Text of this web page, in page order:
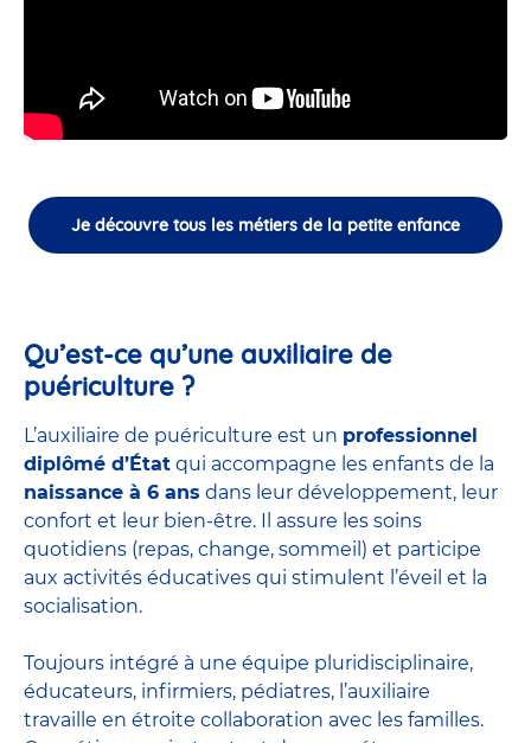
Je découvre tous les métiers de la petite enfance
Qu’est-ce qu’une auxiliaire de
puériculture ?
L’auxiliaire de puériculture est un professionnel
diplômé d’État qui accompagne les enfants de la
naissance à 6 ans dans leur développement, leur
confort et leur bien-être. Il assure les soins
quotidiens (repas, change, sommeil) et participe
aux activités éducatives qui stimulent l’éveil et la
socialisation.
Toujours intégré à une équipe pluridisciplinaire,
éducateurs, infirmiers, pédiatres, l’auxiliaire
travaille en étroite collaboration avec les familles.